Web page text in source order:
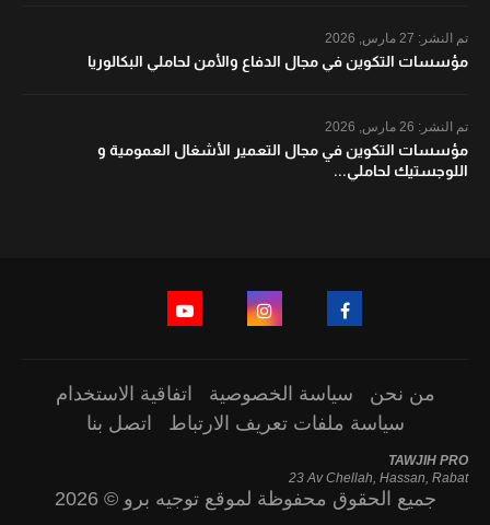
تم النشر:
مؤسسات التكوين في مجال الدفاع والأمن لحاملي البكالوريا
تم النشر:
مؤسسات التكوين في مجال التعمير الأشغال العمومية و
اللوجستيك لحاملي...
من نحن سياسة الخصوصية
اتفاقية الاستخدام
سياسة ملفات تعريف الارتباط
اتصل بنا
TAWJIH PRO
23 Av Chellah, Hassan, Rabat
جميع الحقوق محفوظة لموقع توجيه برو © 2026